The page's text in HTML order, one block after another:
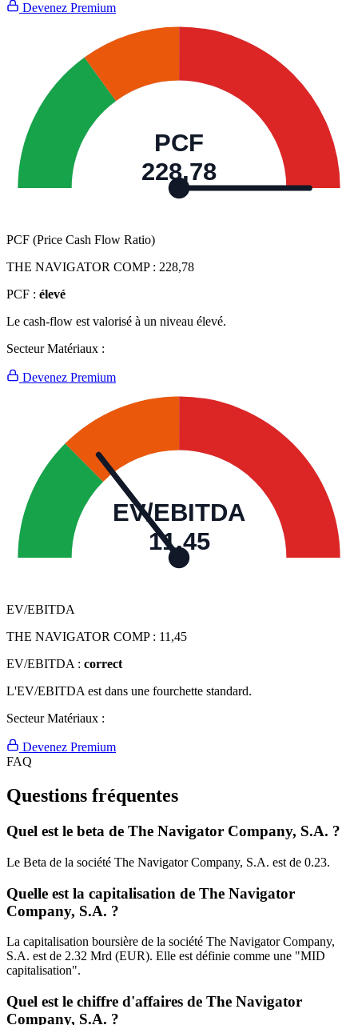
Devenez Premium
PCF
228,78
PCF (Price Cash Flow Ratio)
THE NAVIGATOR COMP : 228,78
PCF : élevé
Le cash-flow est valorisé à un niveau élevé.
Secteur Matériaux :
Devenez Premium
EV/EBITDA
11,45
EV/EBITDA
THE NAVIGATOR COMP : 11,45
EV/EBITDA : correct
L'EV/EBITDA est dans une fourchette standard.
Secteur Matériaux :
Devenez Premium
FAQ
Questions fréquentes
Quel est le beta de The Navigator Company, S.A. ?
Le Beta de la société The Navigator Company, S.A. est de 0.23.
Quelle est la capitalisation de The Navigator
Company, S.A. ?
La capitalisation boursière de la société The Navigator Company,
S.A. est de 2.32 Mrd (EUR). Elle est définie comme une "MID
capitalisation".
Quel est le chiffre d'affaires de The Navigator
Company, S.A. ?